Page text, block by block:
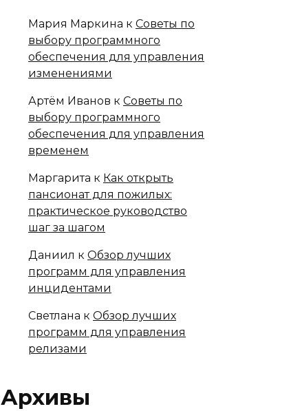
Мария Маркина к Советы по
выбору программного
обеспечения для управления
изменениями
Артём Иванов к Советы по
выбору программного
обеспечения для управления
временем
Маргарита к Как открыть
пансионат для пожилых:
практическое руководство
шаг за шагом
Даниил к Обзор лучших
программ для управления
инцидентами
Светлана к Обзор лучших
программ для управления
релизами
Архивы